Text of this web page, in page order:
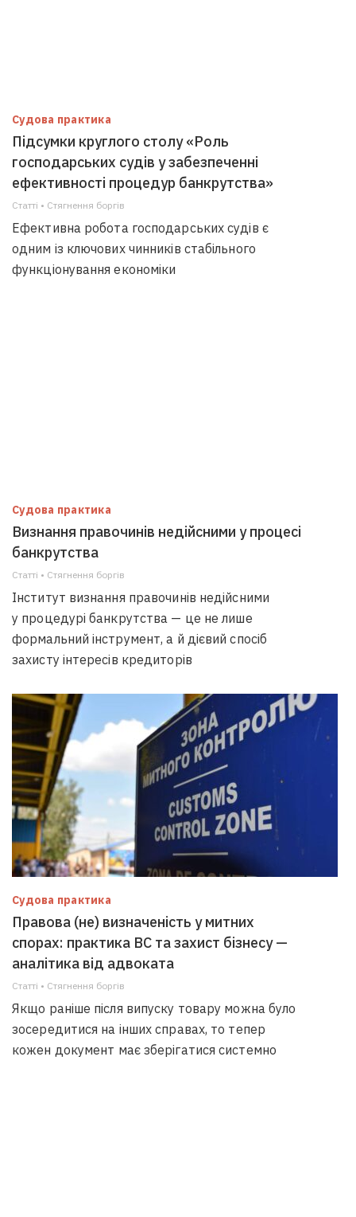
Судова практика
Підсумки круглого столу «Роль
господарських судів у забезпеченні
ефективності процедур банкрутства»
Статті • Стягнення боргiв
Ефективна робота господарських судів є
одним із ключових чинників стабільного
функціонування економіки
Судова практика
Визнання правочинів недійсними у процесі
банкрутства
Статті • Стягнення боргiв
Інститут визнання правочинів недійсними
у процедурі банкрутства — це не лише
формальний інструмент, а й дієвий спосіб
захисту інтересів кредиторів
Судова практика
Правова (не) визначеність у митних
спорах: практика ВС та захист бізнесу —
аналітика від адвоката
Статті • Стягнення боргiв
Якщо раніше після випуску товару можна було
зосередитися на інших справах, то тепер
кожен документ має зберігатися системно